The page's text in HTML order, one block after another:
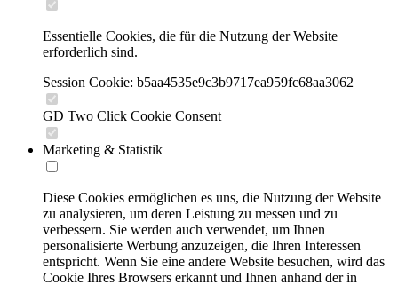
Essentielle Cookies, die für die Nutzung der Website
erforderlich sind.
Session Cookie: b5aa4535e9c3b9717ea959fc68aa3062
GD Two Click Cookie Consent
Marketing & Statistik
Diese Cookies ermöglichen es uns, die Nutzung der Website
zu analysieren, um deren Leistung zu messen und zu
verbessern. Sie werden auch verwendet, um Ihnen
personalisierte Werbung anzuzeigen, die Ihren Interessen
entspricht. Wenn Sie eine andere Website besuchen, wird das
Cookie Ihres Browsers erkannt und Ihnen anhand der in